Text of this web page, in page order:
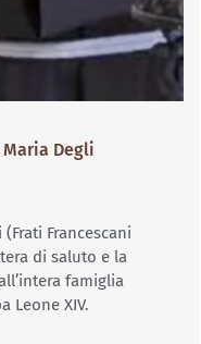
Degli
Francescani
di saluto e la
famiglia
Leone XIV.